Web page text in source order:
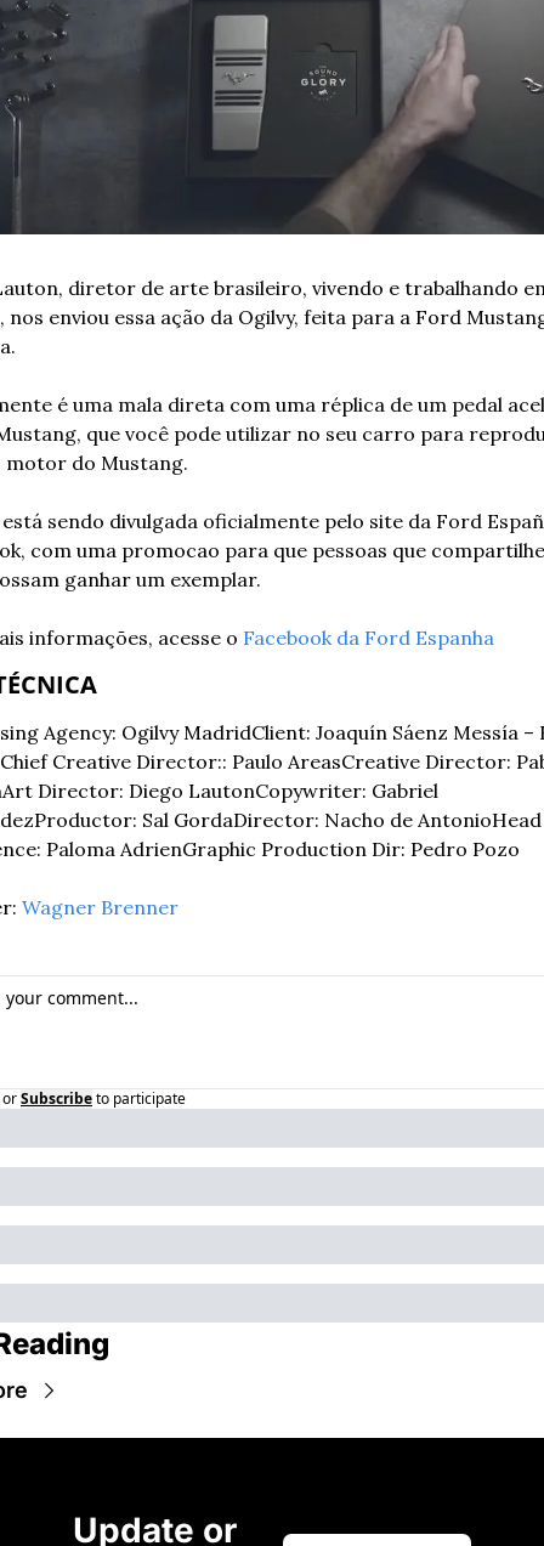
diretor de arte brasileiro, vivendo e trabalhando
nos enviou essa ação da Ogilvy, feita para a Ford
é uma mala direta com uma réplica de um pedal
que você pode utilizar no seu carro para
motor do Mustang.
sendo divulgada oficialmente pelo site da Ford
com uma promocao para que pessoas que
ganhar um exemplar.
informações, acesse o Facebook da Ford Espanha
Agency: Ogilvy MadridClient: Joaquín Sáenz Messía –
Chief Creative Director:: Paulo AreasCreative Director:
Art Director: Diego LautonCopywriter: Gabriel
Productor: Sal GordaDirector: Nacho de Antonio
Paloma AdrienGraphic Production Dir: Pedro Pozo
Wagner Brenner
orSubscribeto participate
Update or